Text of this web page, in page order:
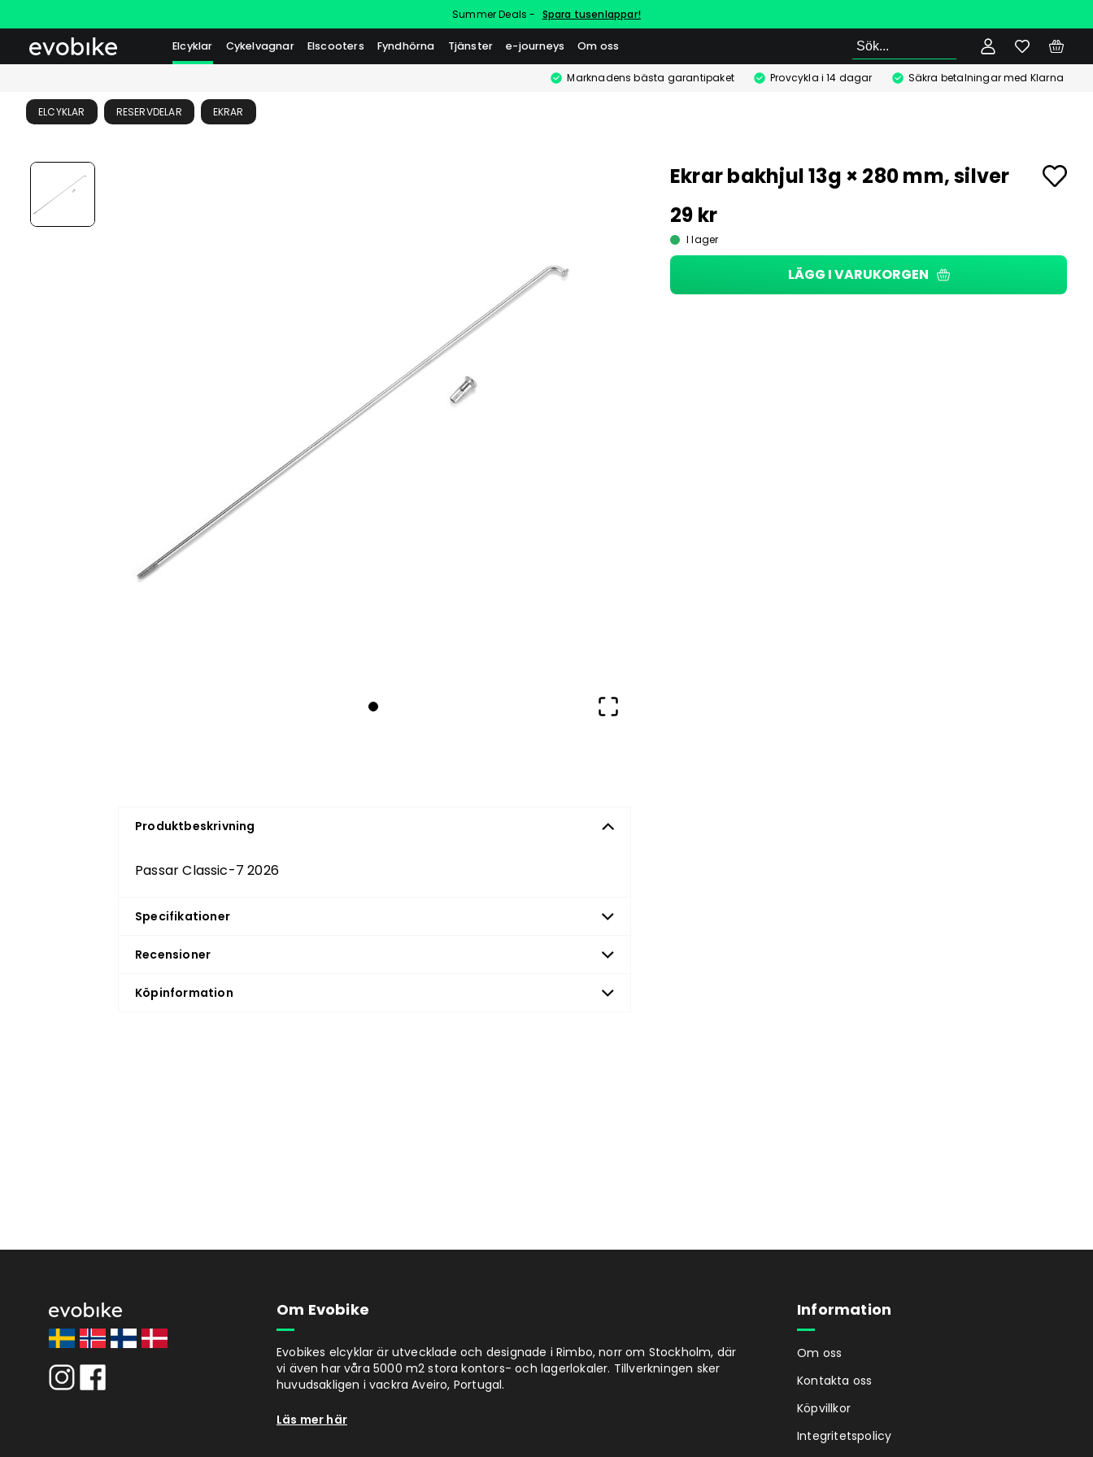
Summer Deals - Spara tusenlappar!
Elcyklar Cykelvagnar Elscooters Fyndhörna Tjänster e-journeys Om oss Sök
Marknadens bästa garantipaket Provcykla i 14 dagar Säkra betalningar med Klarna
ELCYKLAR RESERVDELAR EKRAR
Ekrar bakhjul 13g × 280 mm, silver
29 kr
I lager
LÄGG I VARUKORGEN
Produktbeskrivning
Passar Classic-7 2026
Specifikationer
Recensioner
Köpinformation
Om Evobike
Evobikes elcyklar är utvecklade och designade i Rimbo, norr om Stockholm, där
vi även har våra 5000 m2 stora kontors- och lagerlokaler. Tillverkningen sker
huvudsakligen i vackra Aveiro, Portugal.
Läs mer här
Information
Om oss
Kontakta oss
Köpvillkor
Integritetspolicy